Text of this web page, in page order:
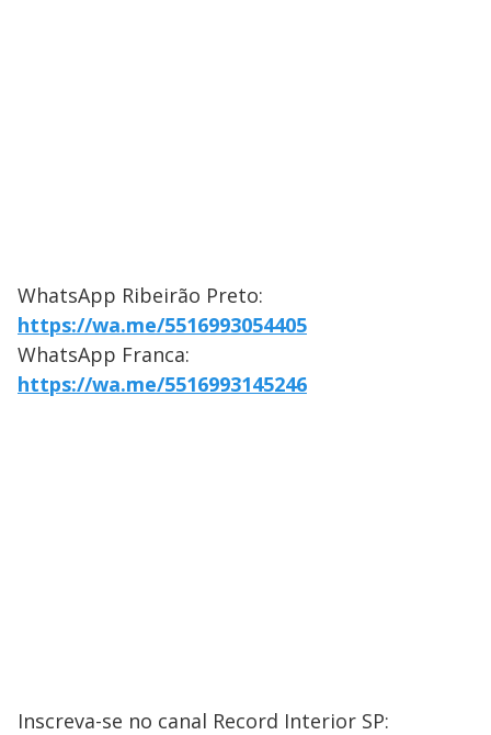
WhatsApp Ribeirão Preto:
https://wa.me/5516993054405
WhatsApp Franca:
https://wa.me/5516993145246
Inscreva-se no canal Record Interior SP: